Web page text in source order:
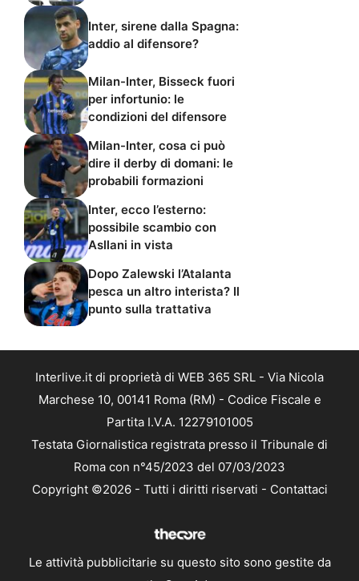
Inter, sirene dalla Spagna:
addio al difensore?
Milan-Inter, Bisseck fuori
per infortunio: le
condizioni del difensore
Milan-Inter, cosa ci può
dire il derby di domani: le
probabili formazioni
Inter, ecco l’esterno:
possibile scambio con
Asllani in vista
Dopo Zalewski l’Atalanta
pesca un altro interista? Il
punto sulla trattativa
Interlive.it di proprietà di WEB 365 SRL - Via Nicola
Marchese 10, 00141 Roma (RM) - Codice Fiscale e
Partita I.V.A. 12279101005
Testata Giornalistica registrata presso il Tribunale di
Roma con n°45/2023 del 07/03/2023
Copyright ©2026 - Tutti i diritti riservati - Contattaci
Le attività pubblicitarie su questo sito sono gestite da